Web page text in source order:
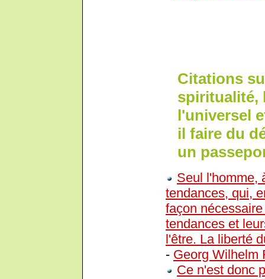
Citations
spiritualité,
l'universel
il faire du
un
Seul l'homme,
tendances, qui,
façon
tendances et
l'être. La liberté
- Georg Wilhelm
Ce n'est donc